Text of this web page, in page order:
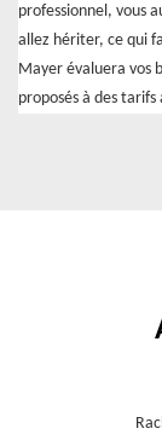
professionnel, vous
allez hériter, ce qui
Mayer évaluera vos
proposés à des tarifs